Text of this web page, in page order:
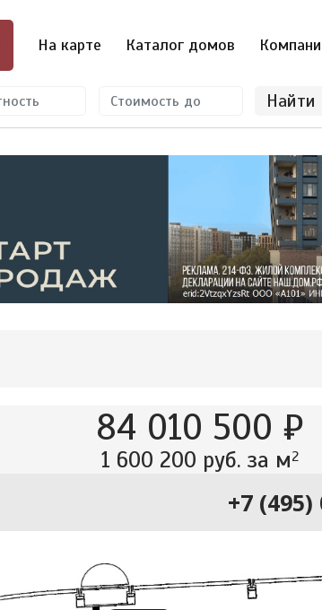
На карте Каталог домов
Найти
84 010 500 ₽
1 600 200 руб. за м2
+7 (495)